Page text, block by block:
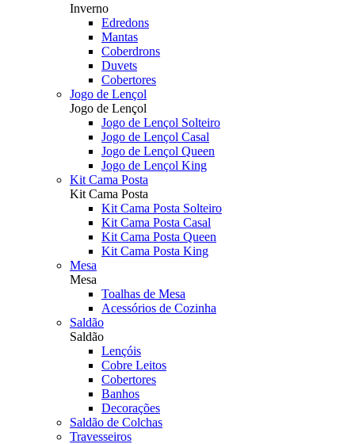
Inverno
Edredons
Mantas
Coberdrons
Duvets
Cobertores
Jogo de Lençol
Jogo de Lençol
Jogo de Lençol Solteiro
Jogo de Lençol Casal
Jogo de Lençol Queen
Jogo de Lençol King
Kit Cama Posta
Kit Cama Posta
Kit Cama Posta Solteiro
Kit Cama Posta Casal
Kit Cama Posta Queen
Kit Cama Posta King
Mesa
Mesa
Toalhas de Mesa
Acessórios de Cozinha
Saldão
Saldão
Lençóis
Cobre Leitos
Cobertores
Banhos
Decorações
Saldão de Colchas
Travesseiros